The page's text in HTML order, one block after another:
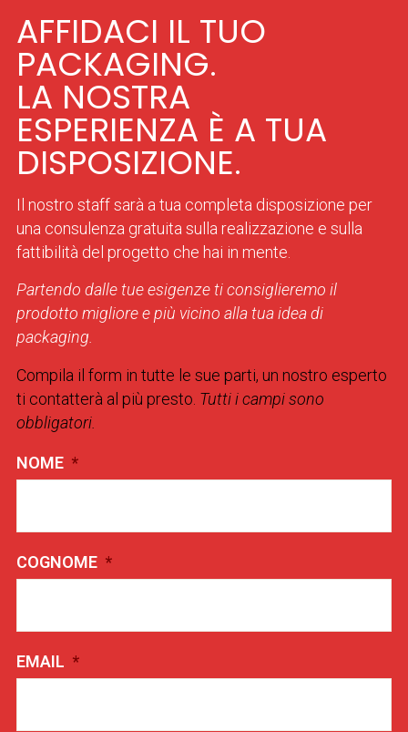
AFFIDACI IL TUO
PACKAGING.
LA NOSTRA
ESPERIENZA È A TUA
DISPOSIZIONE.
Il nostro staff sarà a tua completa disposizione per
una consulenza gratuita sulla realizzazione e sulla
fattibilità del progetto che hai in mente.
Partendo dalle tue esigenze ti consiglieremo il
prodotto migliore e più vicino alla tua idea di
packaging.
Compila il form in tutte le sue parti, un nostro esperto
ti contatterà al più presto. Tutti i campi sono
obbligatori.
NOME *
COGNOME *
EMAIL *